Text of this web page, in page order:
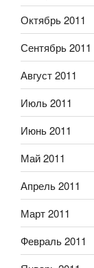
Октябрь 2011
Сентябрь 2011
Август 2011
Июль 2011
Июнь 2011
Май 2011
Апрель 2011
Март 2011
Февраль 2011